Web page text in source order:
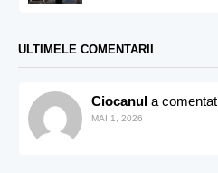
ULTIMELE COMENTARII
Ciocanul a
MAI 1, 2026